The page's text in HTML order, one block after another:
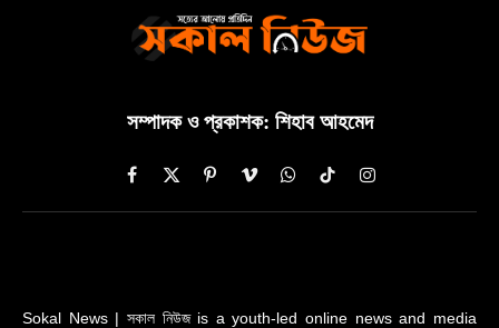
সম্পাদক ও প্রকাশক: শিহাব আহমেদ
Facebook
X
(Twitter)
PinterestVimeoWhatsAppTikTokInstagram
Sokal News | সকাল নিউজ is a youth-led online news and media